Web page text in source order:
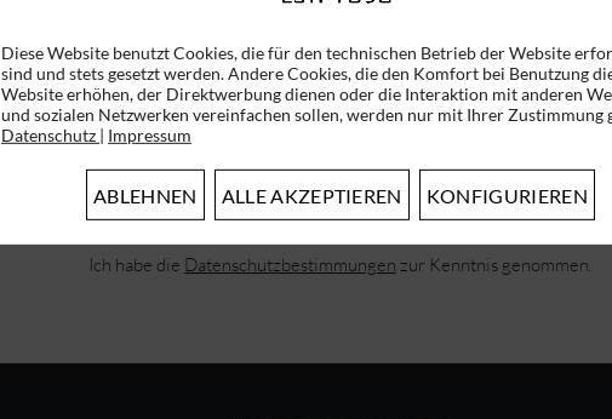
ABONNIEREN SIE UNSEREN NEWSLETTER!
ERHALTEN SIE EINMALIG EINEN 5 EURO GUTSCHEIN
Ich habe die Datenschutzbestimmungen zur Kenntnis genommen.
Diese Website benutzt Cookies, die für den technischen Betrieb der Website
sind und stets gesetzt werden. Andere Cookies, die den Komfort bei Benutzung
Website erhöhen, der Direktwerbung dienen oder die Interaktion mit anderen
und sozialen Netzwerken vereinfachen sollen, werden nur mit Ihrer Zustimmung
Datenschutz | Impressum
ABLEHNEN ALLE AKZEPTIEREN KONFIGURIEREN